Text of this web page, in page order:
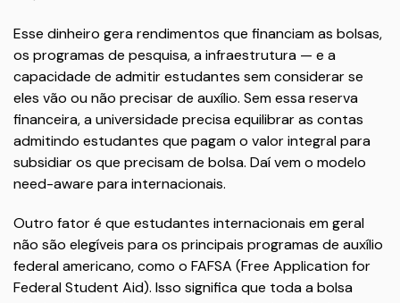
Esse dinheiro gera rendimentos que financiam as bolsas,
os programas de pesquisa, a infraestrutura — e a
capacidade de admitir estudantes sem considerar se
eles vão ou não precisar de auxílio. Sem essa reserva
financeira, a universidade precisa equilibrar as contas
admitindo estudantes que pagam o valor integral para
subsidiar os que precisam de bolsa. Daí vem o modelo
need-aware para internacionais.
Outro fator é que estudantes internacionais em geral
não são elegíveis para os principais programas de auxílio
federal americano, como o FAFSA (Free Application for
Federal Student Aid). Isso significa que toda a bolsa